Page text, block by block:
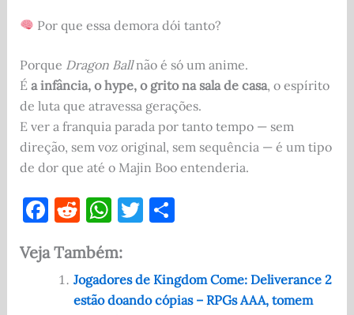
Por que essa demora dói tanto?
Porque Dragon Ballnão é só um anime.
É a infância, o hype, o grito na sala de casa, o espírito
de luta que atravessa gerações.
E ver a franquia parada por tanto tempo — sem
direção, sem voz original, sem sequência — é um tipo
de dor que até o Majin Boo entenderia.
F
c
e
R
d
di
W
at
s
T
te
S
e
Veja Também:
Jogadores de Kingdom Come: Deliverance 2
estão doando cópias – RPGs AAA, tomem